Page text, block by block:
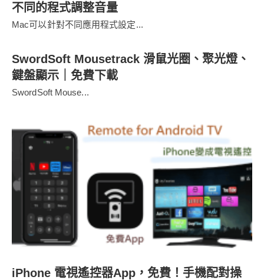
不同的程式調整音量
Mac可以針對不同應用程式設定...
SwordSoft Mousetrack 滑鼠光圈、聚光燈、
鍵盤顯示｜免費下載
SwordSoft Mouse...
iPhone 電視遙控器App，免費！手機配對操